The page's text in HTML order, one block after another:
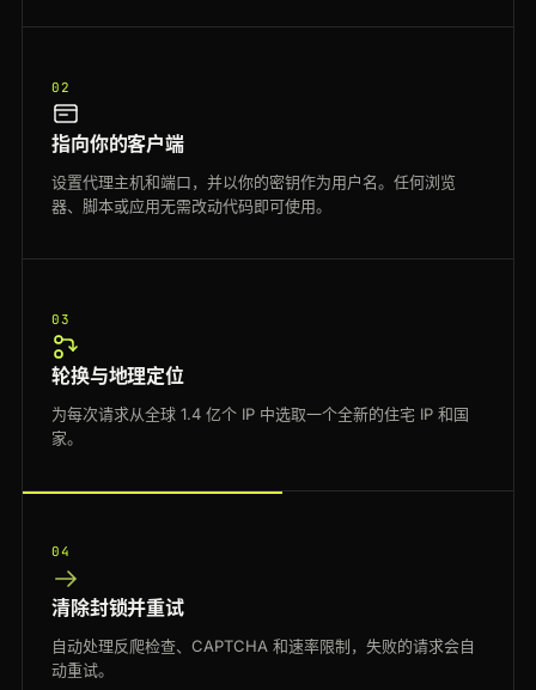
02
指向你的客户端
设置代理主机和端口，并以你的密钥作为用户名。任何浏览
器、脚本或应用无需改动代码即可使用。
03
轮换与地理定位
为每次请求从全球 1.4 亿个 IP 中选取一个全新的住宅 IP 和国
家。
04
清除封锁并重试
自动处理反爬检查、CAPTCHA 和速率限制，失败的请求会自
动重试。